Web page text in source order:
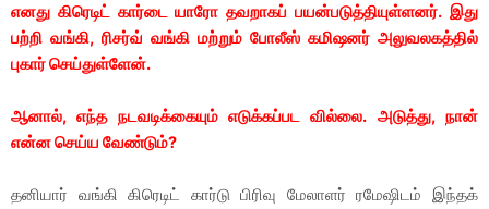
எனது கிரெடிட் கார்டை யாரோ தவறாகப் பயன்படுத்தியுள்ளனர். இது
பற்றி வங்கி, ரிசர்வ் வங்கி மற்றும் போலீஸ் கமிஷனர் அலுவலகத்தில்
புகார் செய்துள்ளேன்.
ஆனால், எந்த நடவடிக்கையும் எடுக்கப்பட வில்லை. அடுத்து, நான்
என்ன செய்ய வேண்டும்?
தனியார் வங்கி கிரெடிட் கார்டு பிரிவு மேலாளர் ரமேஷிடம் இந்தக்